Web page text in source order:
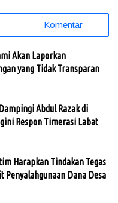
Komentar
Akan Laporkan
yang Tidak Transparan
Abdul Razak di
Respon Timerasi Labat
Harapkan Tindakan Tegas
Penyalahgunaan Dana Desa